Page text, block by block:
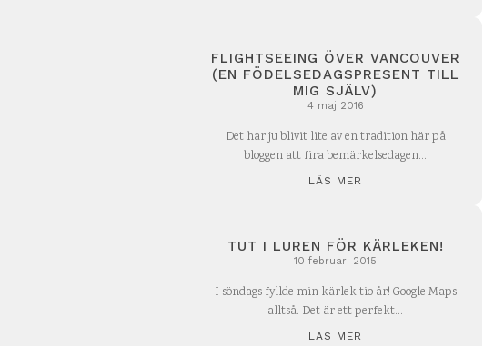
FLIGHTSEEING ÖVER VANCOUVER
(EN FÖDELSEDAGSPRESENT TILL
MIG SJÄLV)
4 maj 2016
Det har ju blivit lite av en tradition här på
bloggen att fira bemärkelsedagen...
LÄS MER
TUT I LUREN FÖR KÄRLEKEN!
10 februari 2015
I söndags fyllde min kärlek tio år! Google Maps
alltså. Det är ett perfekt...
LÄS MER